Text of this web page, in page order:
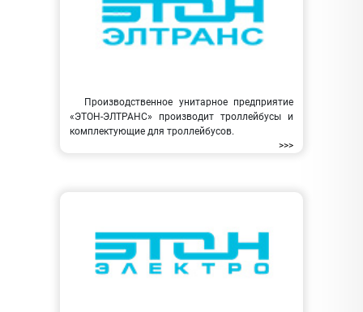
Производственное унитарное предприятие
«ЭТОН-ЭЛТРАНС» производит троллейбусы и
комплектующие для троллейбусов.
>>>